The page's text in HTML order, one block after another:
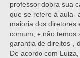
professor dobra sua
que se refere à aula-
maioria dos diretores
comum, e não temos
garantia de direitos”,
De acordo com